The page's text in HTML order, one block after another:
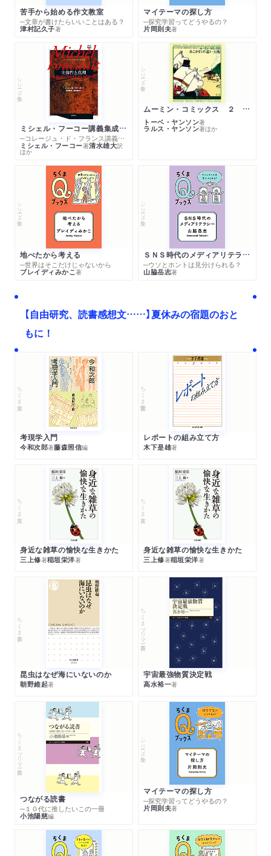
苦手から始める作文教室
─文章が書けたらいいことはある？
津村記久子著
マイテーマの探し方
─探究学習ってどうやるの？
片岡則夫著
シリーズ・全集
ミシェル・フーコー講義集成１０ 主体性と真理
─コレージュ・ド・フランス講義１９８０－１９８１年度
ミシェル・フーコー著清水雄大訳
ほか
シリーズ・全集
ムーミン・コミックス ２ あこがれの遠い土地
トーベ・ヤンソン著
ラルス・ヤンソン著ほか
シリーズ・全集
地べたから考える
─世界はそこだけじゃないから
ブレイディみかこ著
シリーズ・全集
ＳＮＳ時代のメディアリテラシー
─ウソとホントは見分けられる？
山脇岳志著
【自由研究、読書感想文……】夏休みの宿題のおと
もに！
ちくま文庫
考現学入門
今和次郎著藤森照信編
ちくま学芸文庫
レポートの組み立て方
木下是雄著
ちくま文庫
身近な雑草の愉快な生きかた
三上修著稲垣栄洋著
ちくま文庫
身近な雑草の愉快な生きかた
三上修著稲垣栄洋著
ちくま新書
昆虫はなぜ海にいないのか
朝野維起著
ちくまプリマー新書
宇宙最強物質決定戦
高水裕一著
ちくまプリマー新書
つながる読書
─１０代に推したいこの一冊
小池陽慈編
シリーズ・全集
マイテーマの探し方
─探究学習ってどうやるの？
片岡則夫著